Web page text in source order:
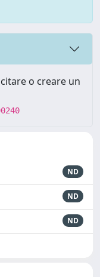
o creare un
ND
ND
ND